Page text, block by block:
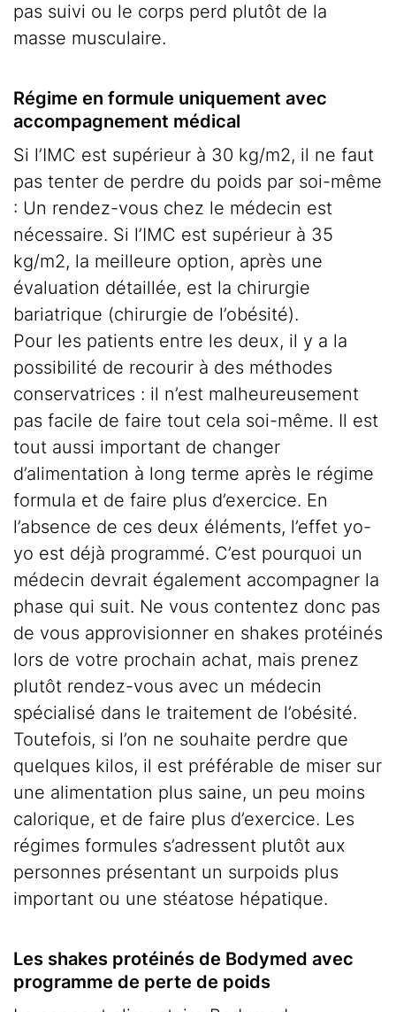
pas suivi ou le corps perd plutôt de la
masse musculaire.
Régime en formule uniquement avec
accompagnement médical
Si l’IMC est supérieur à 30 kg/m2, il ne faut
pas tenter de perdre du poids par soi-même
: Un rendez-vous chez le médecin est
nécessaire. Si l’IMC est supérieur à 35
kg/m2, la meilleure option, après une
évaluation détaillée, est la chirurgie
bariatrique (chirurgie de l’obésité).
Pour les patients entre les deux, il y a la
possibilité de recourir à des méthodes
conservatrices : il n’est malheureusement
pas facile de faire tout cela soi-même. Il est
tout aussi important de changer
d’alimentation à long terme après le régime
formula et de faire plus d’exercice. En
l’absence de ces deux éléments, l’effet yo-
yo est déjà programmé. C’est pourquoi un
médecin devrait également accompagner la
phase qui suit. Ne vous contentez donc pas
de vous approvisionner en shakes protéinés
lors de votre prochain achat, mais prenez
plutôt rendez-vous avec un médecin
spécialisé dans le traitement de l’obésité.
Toutefois, si l’on ne souhaite perdre que
quelques kilos, il est préférable de miser sur
une alimentation plus saine, un peu moins
calorique, et de faire plus d’exercice. Les
régimes formules s’adressent plutôt aux
personnes présentant un surpoids plus
important ou une stéatose hépatique.
Les shakes protéinés de Bodymed avec
programme de perte de poids